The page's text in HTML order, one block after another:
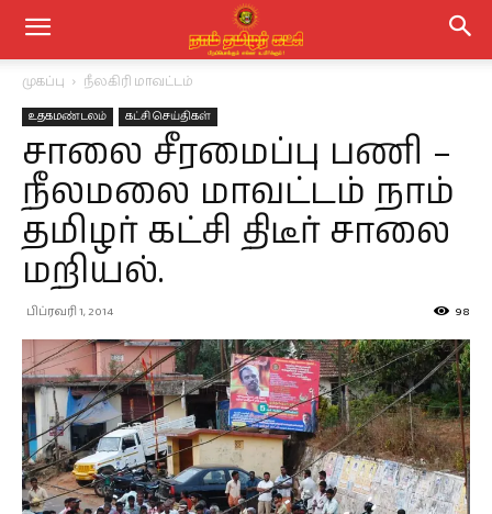
முகப்பு நீலகிரி மாவட்டம்
உதகமண்டலம் கட்சி செய்திகள்
சாலை சீரமைப்பு பணி –
நீலமலை மாவட்டம் நாம்
தமிழர் கட்சி திடீர் சாலை
மறியல்.
பிப்ரவரி 1, 2014 98